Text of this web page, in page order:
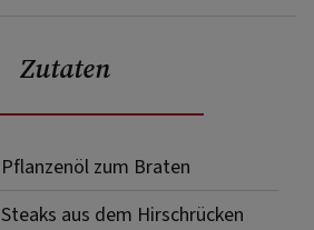
Zutaten
Pflanzenöl zum Braten
Steaks aus dem Hirschrücken